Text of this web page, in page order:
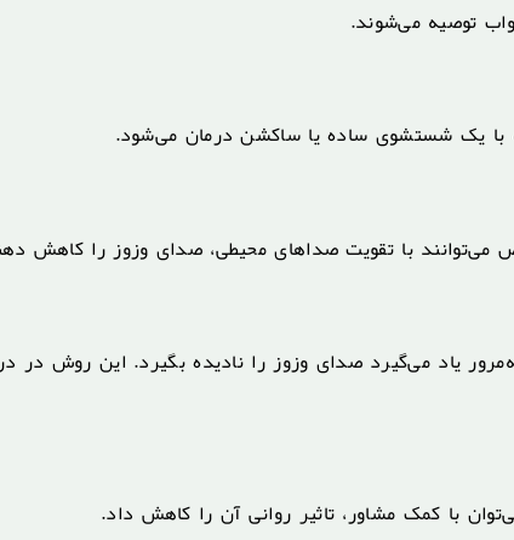
توصیه می‌شوند.
با یک شستشوی ساده یا ساکشن درمان می‌شود.
با تقویت صداهای محیطی، صدای وزوز را کاهش
یاد می‌گیرد صدای وزوز را نادیده بگیرد. این روش در
با کمک مشاور، تاثیر روانی آن را کاهش داد.